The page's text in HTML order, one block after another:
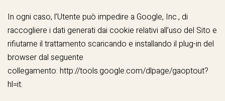
In ogni caso, l’Utente può impedire a Google, Inc., di
raccogliere i dati generati dai cookie relativi all’uso del Sito e
rifiutarne il trattamento scaricando e installando il plug-in del
browser dal seguente
collegamento: http://tools.google.com/dlpage/gaoptout?
hl=it.